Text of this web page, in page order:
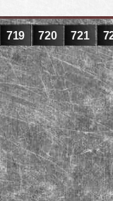
719 720 721